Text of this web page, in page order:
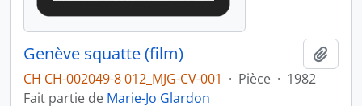
Genève squatte (film)
CH CH-002049-8 012_MJG-CV-001 · Pièce · 1982
Fait partie de Marie-Jo Glardon